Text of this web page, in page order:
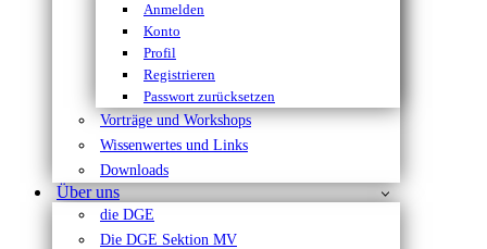
Anmelden
Konto
Profil
Registrieren
Passwort zurücksetzen
Vorträge und Workshops
Wissenwertes und Links
Downloads
Über uns
die DGE
Die DGE Sektion MV